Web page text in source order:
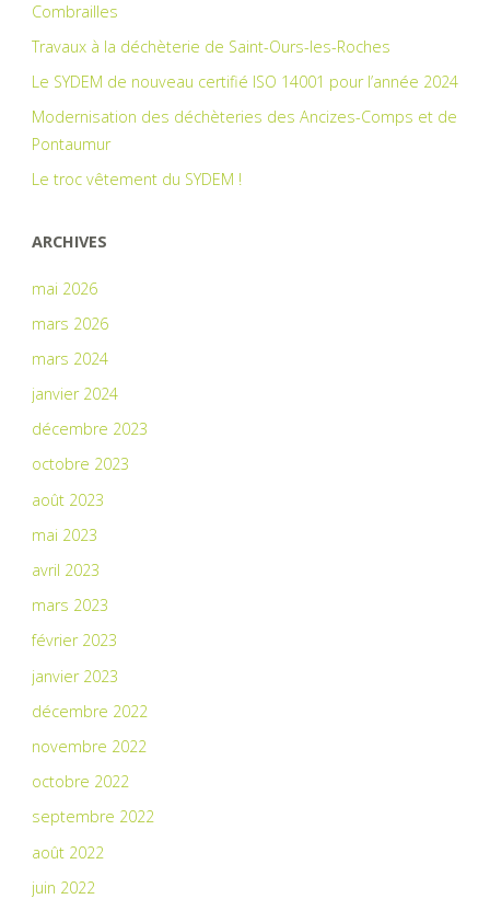
Combrailles
Travaux à la déchèterie de Saint-Ours-les-Roches
Le SYDEM de nouveau certifié ISO 14001 pour l’année 2024
Modernisation des déchèteries des Ancizes-Comps et de
Pontaumur
Le troc vêtement du SYDEM !
ARCHIVES
mai 2026
mars 2026
mars 2024
janvier 2024
décembre 2023
octobre 2023
août 2023
mai 2023
avril 2023
mars 2023
février 2023
janvier 2023
décembre 2022
novembre 2022
octobre 2022
septembre 2022
août 2022
juin 2022